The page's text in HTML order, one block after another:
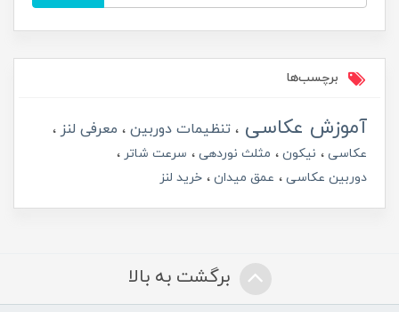
برچسب‌ها
آموزش عکاسی تنظیمات دوربین معرفی لنز
عکاسی نیکون مثلث نوردهی
سرعت شاتر
دوربین عکاسی
عمق میدان خرید لنز
برگشت به بالا